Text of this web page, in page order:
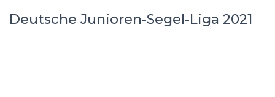
Deutsche Junioren-Segel-Liga 2021